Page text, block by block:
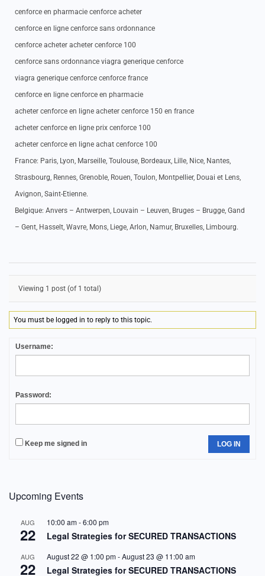
cenforce en pharmacie cenforce acheter
cenforce en ligne cenforce sans ordonnance
cenforce acheter acheter cenforce 100
cenforce sans ordonnance viagra generique cenforce
viagra generique cenforce cenforce france
cenforce en ligne cenforce en pharmacie
acheter cenforce en ligne acheter cenforce 150 en france
acheter cenforce en ligne prix cenforce 100
acheter cenforce en ligne achat cenforce 100
France: Paris, Lyon, Marseille, Toulouse, Bordeaux, Lille, Nice, Nantes,
Strasbourg, Rennes, Grenoble, Rouen, Toulon, Montpellier, Douai et Lens,
Avignon, Saint-Etienne.
Belgique: Anvers – Antwerpen, Louvain – Leuven, Bruges – Brugge, Gand
– Gent, Hasselt, Wavre, Mons, Liege, Arlon, Namur, Bruxelles, Limbourg.
Viewing 1 post (of 1 total)
You must be logged in to reply to this topic.
Username:
Password:
Keep me signed in LOG IN
Upcoming Events
AUG
22
10:00 am-6:00 pm
Legal Strategies for SECURED TRANSACTIONS
AUG
22
August 22 @ 1:00 pm-August 23 @ 11:00 am
Legal Strategies for SECURED TRANSACTIONS